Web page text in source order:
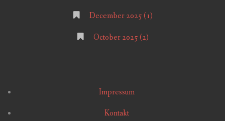
December 2025 (1)
October 2025 (2)
Impressum
Kontakt